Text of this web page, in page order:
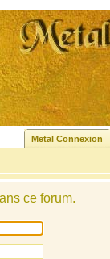
Metal Connexion
ce forum.